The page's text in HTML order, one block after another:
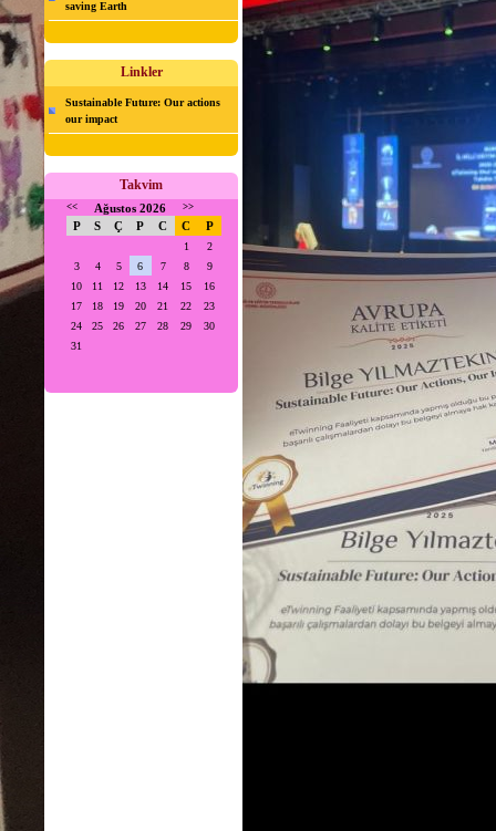
saving Earth
Linkler
Sustainable Future: Our actions
our impact
Takvim
<< Ağustos 2026 >>
P S Ç P C C P
1
2
3
4 5 6 7 8
9
10
11 12 13 14 15
16
17
18 19 20 21 22
23
24
25 26 27 28 29
30
31